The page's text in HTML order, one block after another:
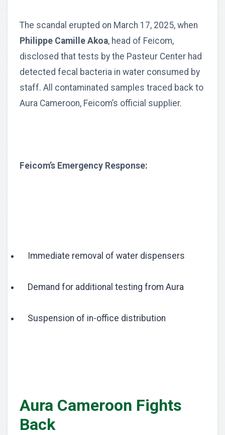
The scandal erupted on March 17, 2025, when
Philippe Camille Akoa, head of Feicom,
disclosed that tests by the Pasteur Center had
detected fecal bacteria in water consumed by
staff. All contaminated samples traced back to
Aura Cameroon, Feicom’s official supplier.
Feicom’s Emergency Response:
Immediate removal of water dispensers
Demand for additional testing from Aura
Suspension of in-office distribution
Aura Cameroon Fights
Back